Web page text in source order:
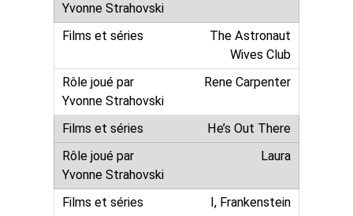
The Astronaut
Wives Club
Rene Carpenter
He’s Out There
Laura
I, Frankenstein